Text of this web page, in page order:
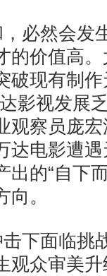
必然会发
的价值高
破现有制
影视发展
观察员庞
达电影遭
的“自下
。
下面临挑
观众审美